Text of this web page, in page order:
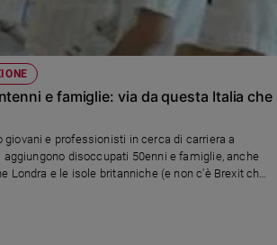
e famiglie: via da questa Italia che
giovani e professionisti in cerca di carriera a
aggiungono disoccupati 50enni e famiglie, anche
Londra e le isole britanniche (e non c'è Brexit che
la più gettonata negli anni scorsi. Tra le figure